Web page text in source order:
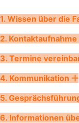
1. Wissen über die
2. Kontaktaufnahme
3. Termine
4. Kommunikation
5.
6. Informationen